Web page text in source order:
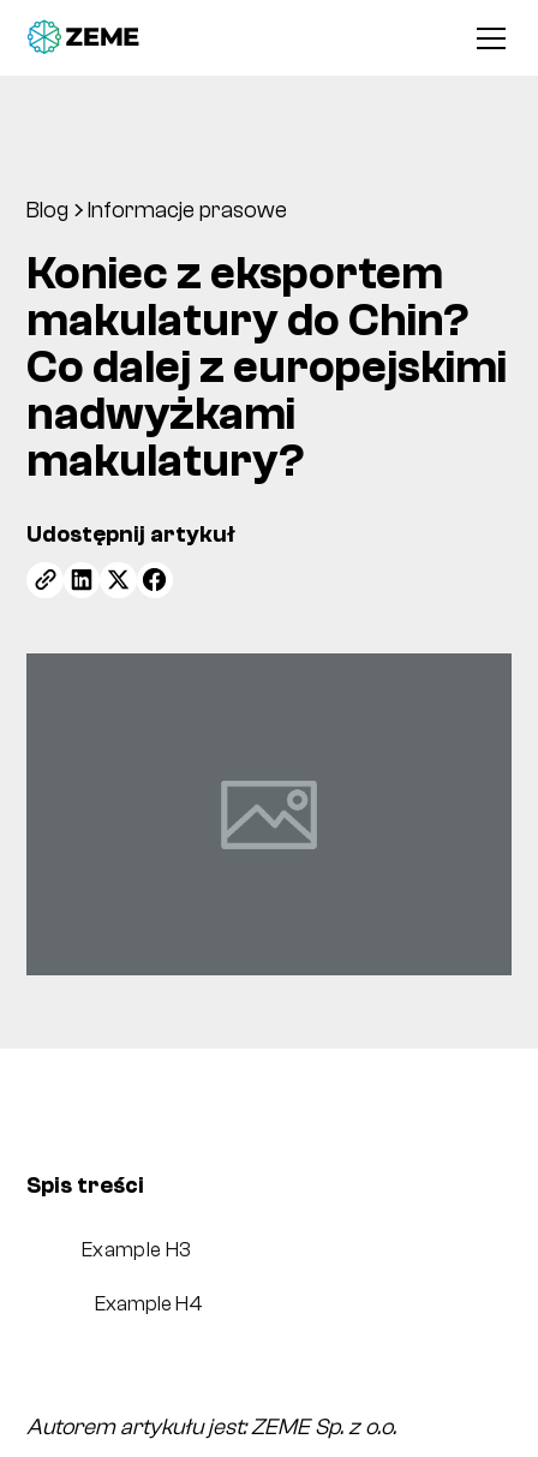
Blog Informacje prasowe
Koniec z eksportem
makulatury do Chin?
Co dalej z europejskimi
nadwyżkami
makulatury?
Udostępnij artykuł
Spis treści
Example H3
Example H4
Autorem artykułu jest: ZEME Sp. z o.o.